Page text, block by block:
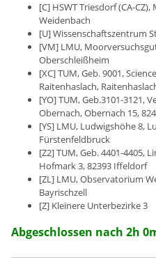
[C] HSWT Triesdorf (CA-
Weidenbach
[U] Wissenschaftszentrum
[VM] LMU,
Oberschleißheim
[XC] TUM, Geb. 9001,
Raitenhaslach,
[YO] TUM, Geb.3101-3121,
Obernach, Obernach 15,
[YS] LMU, Ludwigshöhe 8,
Fürstenfeldbruck
[Z2] TUM, Geb. 4401-4405,
Hofmark 3, 82393 Iffeldorf
[ZL] LMU, Observatorium
Bayrischzell
[Z] Kleinere Unterbezirke 3
Abgeschlossen nach 2h